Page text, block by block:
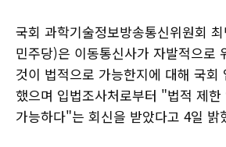
국회 과학기술정보방송통신위원회
민주당)은 이동통신사가 자발적으로
것이 법적으로 가능한지에 대해 국회
했으며 입법조사처로부터 "법적 제
가능하다"는 회신을 받았다고 4일 밝